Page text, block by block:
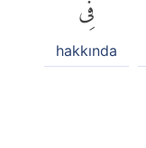
hakkında